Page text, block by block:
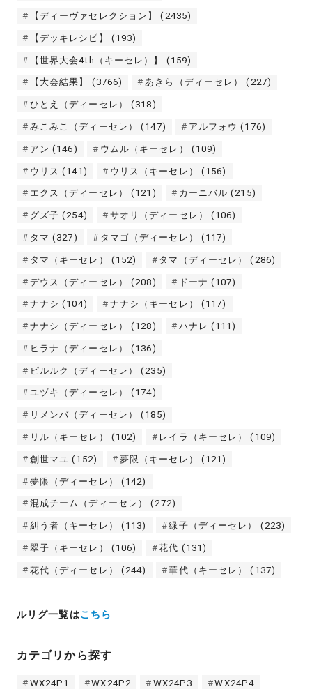
【ディーヴァセレクション】 (2435)
【デッキレシピ】 (193)
【世界大会4th（キーセレ）】 (159)
【大会結果】 (3766) あきら（ディーセレ） (227)
ひとえ（ディーセレ） (318)
みこみこ（ディーセレ） (147) アルフォウ (176)
アン (146) ウムル（キーセレ） (109)
ウリス (141) ウリス（キーセレ） (156)
エクス（ディーセレ） (121) カーニバル (215)
グズ子 (254) サオリ（ディーセレ） (106)
タマ (327) タマゴ（ディーセレ） (117)
タマ（キーセレ） (152) タマ（ディーセレ） (286)
デウス（ディーセレ） (208) ドーナ (107)
ナナシ (104) ナナシ（キーセレ） (117)
ナナシ（ディーセレ） (128) ハナレ (111)
ヒラナ（ディーセレ） (136)
ピルルク（ディーセレ） (235)
ユヅキ（ディーセレ） (174)
リメンバ（ディーセレ） (185)
リル（キーセレ） (102) レイラ（キーセレ） (109)
創世マユ (152) 夢限（キーセレ） (121)
夢限（ディーセレ） (142)
混成チーム（ディーセレ） (272)
糾う者（キーセレ） (113) 緑子（ディーセレ） (223)
翠子（キーセレ） (106) 花代 (131)
花代（ディーセレ） (244) 華代（キーセレ） (137)
ルリグ一覧はこちら
カテゴリから探す
WX24P1 WX24P2 WX24P3 WX24P4